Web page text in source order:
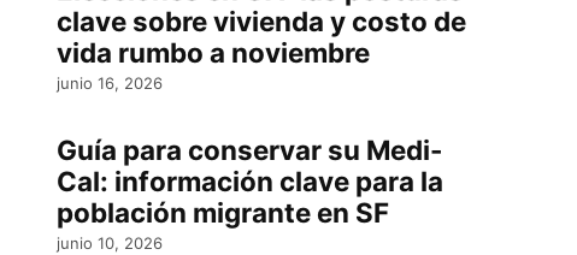
clave sobre vivienda y costo de
vida rumbo a noviembre
junio 16, 2026
Guía para conservar su Medi-
Cal: información clave para la
población migrante en SF
junio 10, 2026